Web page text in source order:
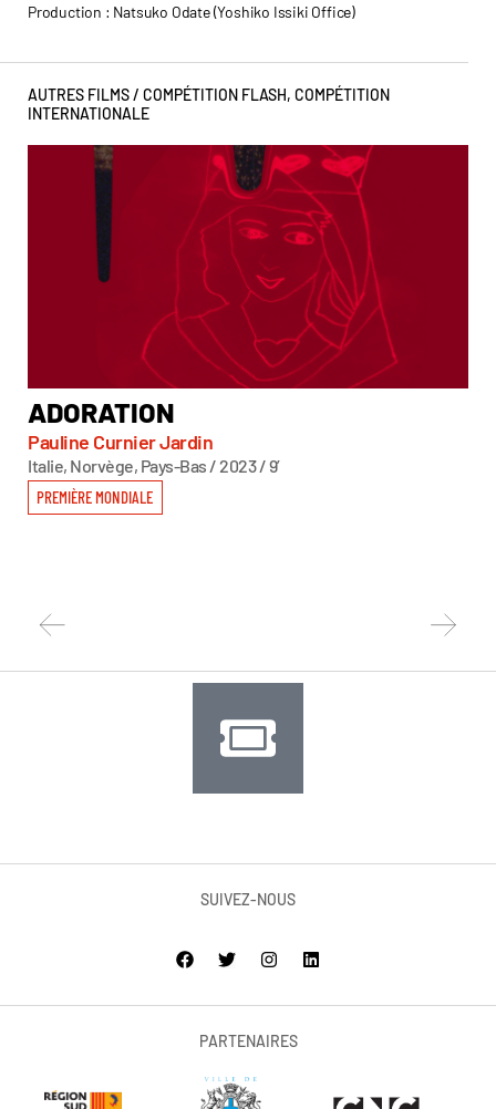
Production : Natsuko Odate (Yoshiko Issiki Office)
AUTRES FILMS / COMPÉTITION FLASH, COMPÉTITION
INTERNATIONALE
ADORATION
Pauline Curnier Jardin
Italie, Norvège, Pays-Bas / 2023 / 9’
PREMIÈRE MONDIALE
SUIVEZ-NOUS
PARTENAIRES